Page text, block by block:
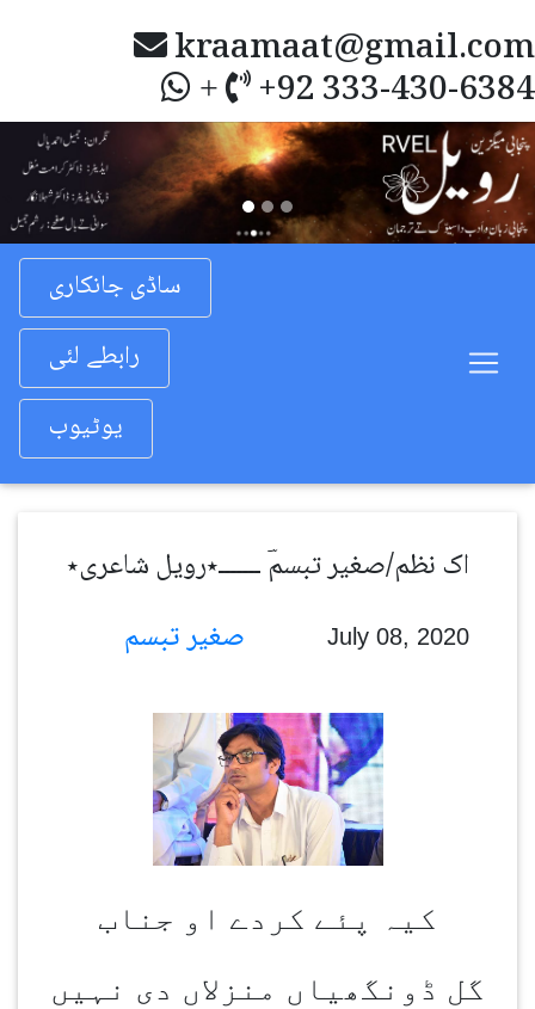
kraamaat@gmail.com
+ +92 333-430-6384
Previous
ساڈی جانکاری
رابطے لئی
یوٹیوب
اک نظم/صغیر تبسمؔ ـــــــ٭رویل شاعری٭
July 08, 2020
کیہ پئے کردے او جناب
گل ڈونگھیاں منزلاں دی نہیں